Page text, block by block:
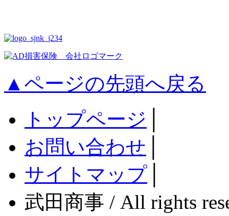
▲ページの先頭へ戻る
トップページ
お問い合わせ
サイトマップ
武田商事 / All rights